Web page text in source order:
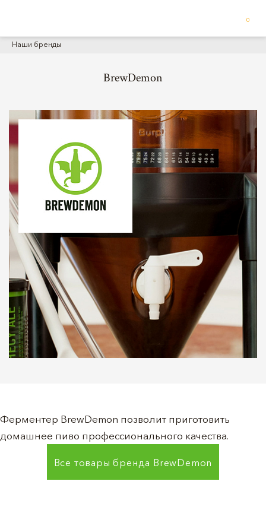
0
Наши бренды
BrewDemon
Ферментер BrewDemon позволит приготовить
домашнее пиво профессионального качества.
Все товары бренда BrewDemon